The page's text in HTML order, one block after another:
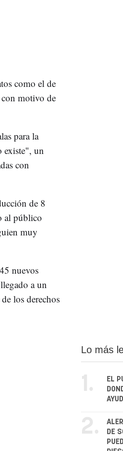
como el de
motivo de
para la
existe", un
con
de 8
al público
muy
45 nuevos
a un
los derechos
Lo más
1.
EL
2.
DE